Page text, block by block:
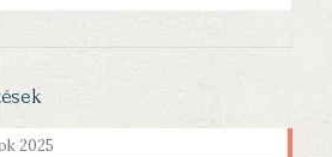
2025